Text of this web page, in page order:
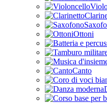
Ottoni
Canto